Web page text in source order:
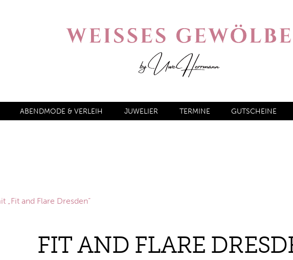
ABENDMODE & VERLEIH JUWELIER TERMINE GUTSCHEINE
and Flare Dresden“
FIT AND FLARE